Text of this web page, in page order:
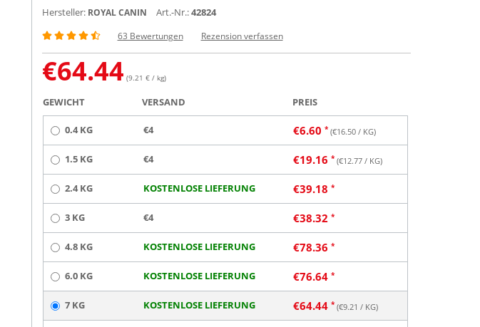
Hersteller: ROYAL CANIN Art.-Nr.:42824
63 Bewertungen Rezension verfassen
€64.44 (9.21 € / kg)
GEWICHT VERSAND PREIS
0.4 KG €4 €6.60 (€16.50/ KG)
1.5 KG €4 €19.16 (€12.77/ KG)
2.4 KG KOSTENLOSE LIEFERUNG €39.18
3 KG €4 €38.32
4.8 KG KOSTENLOSE LIEFERUNG €78.36
6.0 KG KOSTENLOSE LIEFERUNG €76.64
7 KG KOSTENLOSE LIEFERUNG €64.44 (€9.21 / KG)